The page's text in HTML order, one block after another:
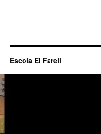
Escola El Farell